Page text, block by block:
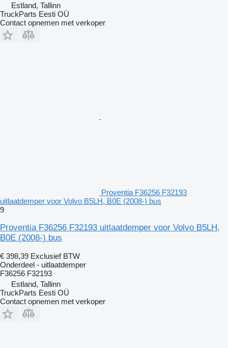
Estland, Tallinn
TruckParts Eesti OÜ
Contact opnemen met verkoper
Proventia F36256 F32193
uitlaatdemper voor Volvo B5LH, B0E (2008-) bus
9
Proventia F36256 F32193 uitlaatdemper voor Volvo B5LH,
B0E (2008-) bus
€ 398,39 Exclusief BTW
Onderdeel - uitlaatdemper
F36256 F32193
Estland, Tallinn
TruckParts Eesti OÜ
Contact opnemen met verkoper